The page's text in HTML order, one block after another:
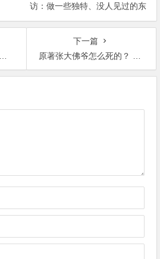
访：做一些独特、没人见过的东
西【365娱乐资讯网】
下一篇
原著张大佛爷怎么死的？ 起底张大佛爷的身世之谜【365娱乐资讯网】